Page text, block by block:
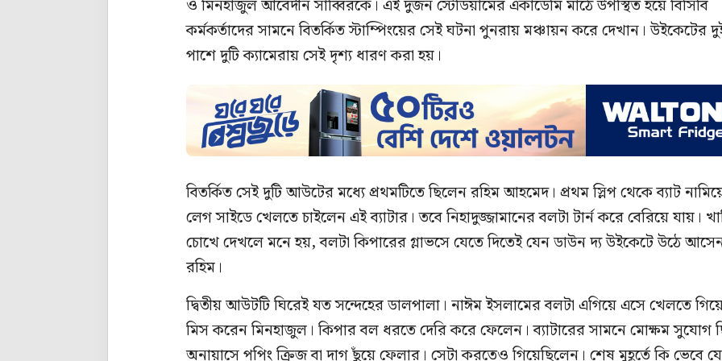
ও মিনহাজুল আবেদীন সাব্বিরকে। এই দুজন স্টেডিয়ামের একাডেমি মাঠে উপস্থিত হয়ে বিসিবি
কর্মকর্তাদের সামনে বিতর্কিত স্টাম্পিংয়ের সেই ঘটনা পুনরায় মঞ্চায়ন করে দেখান। উইকেটের
পাশে দুটি ক্যামেরায় সেই দৃশ্য ধারণ করা হয়।
বিতর্কিত সেই দুটি আউটের মধ্যে প্রথমটিতে ছিলেন রহিম আহমেদ। প্রথম স্লিপ থেকে ব্যাট
লেগ সাইডে খেলতে চাইলেন এই ব্যাটার। তবে নিহাদুজ্জামানের বলটা টার্ন করে বেরিয়ে যায়।
চোখে দেখলে মনে হয়, বলটা কিপারের গ্লাভসে যেতে দিতেই যেন ডাউন দ্য উইকেটে উঠে
রহিম।
দ্বিতীয় আউটটি ঘিরেই যত সন্দেহের ডালপালা। নাঈম ইসলামের বলটা এগিয়ে এসে খেলতে
মিস করেন মিনহাজুল। কিপার বল ধরতে দেরি করে ফেলেন। ব্যাটারের সামনে মোক্ষম সুযোগ
অনায়াসে পপিং ক্রিজ বা দাগ ছুঁয়ে ফেলার। সেটা করতেও গিয়েছিলেন। শেষ মুহূর্তে কি ভেবে